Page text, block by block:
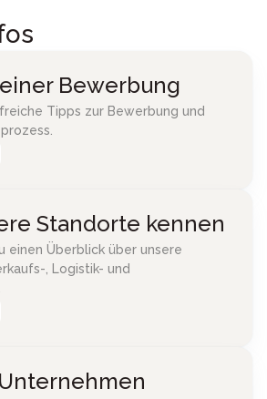
Bewerbung
Tipps zur Bewerbung und
Standorte kennen
einen Überblick über unsere
, Logistik- und